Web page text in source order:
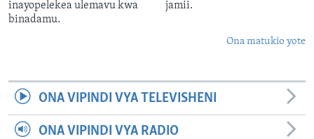
inayopelekea ulemavu kwa
binadamu.
jamii.
Ona matukio yote
ONA VIPINDI VYA TELEVISHENI
ONA VIPINDI VYA RADIO